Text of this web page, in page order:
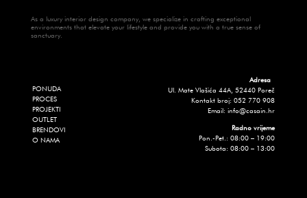
As a luxury interior design company, we specialize in crafting exceptional
environments that elevate your lifestyle and provide you with a true sense of
sanctuary.
PONUDA
PROCES
PROJEKTI
OUTLET
BRENDOVI
O NAMA
Adresa
Ul. Mate Vlašića 44A, 52440 Poreč
Kontakt broj: 052 770 908
Email: info@casain.hr
Radno vrijeme
Pon.-Pet.: 08:00 – 19:00
Subota: 08:00 – 13:00